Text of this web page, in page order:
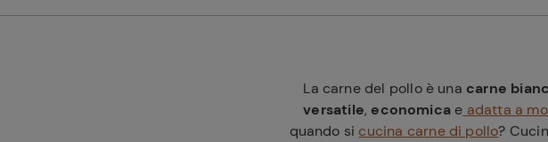
La carne del pollo è una carne
versatile, economica e adatta a
quando si cucina carne di pollo?